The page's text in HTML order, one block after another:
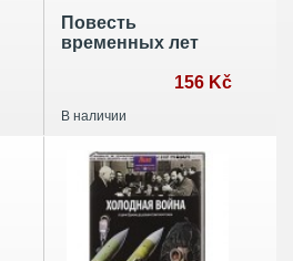
Повесть
временных лет
156 Kč
В наличии